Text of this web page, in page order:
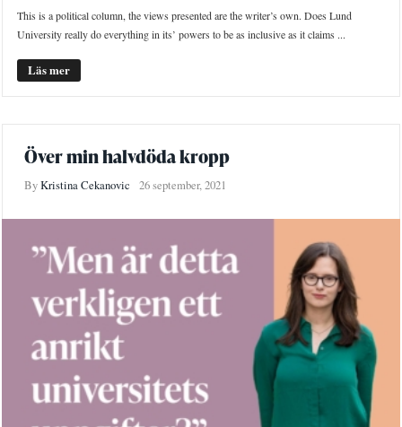
This is a political column, the views presented are the writer’s own. Does Lund
University really do everything in its’ powers to be as inclusive as it claims ...
Läs mer
Över min halvdöda kropp
ByKristina Cekanovic 26 september, 2021